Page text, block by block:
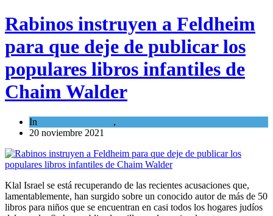
Rabinos instruyen a Feldheim
para que deje de publicar los
populares libros infantiles de
Chaim Walder
In ,
20 noviembre 2021
Klal Israel se está recuperando de las recientes acusaciones que,
lamentablemente, han surgido sobre un conocido autor de más de 50
libros para niños que se encuentran en casi todos los hogares judíos